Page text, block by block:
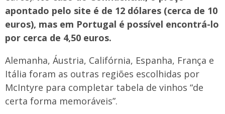
apontado pelo site é de 12 dólares (cerca de 10
euros), mas em Portugal é possível encontrá-lo
por cerca de 4,50 euros.
​Alemanha, Áustria, Califórnia, Espanha, França e
Itália foram as outras regiões escolhidas por
McIntyre para completar tabela de vinhos “de
certa forma memoráveis”.